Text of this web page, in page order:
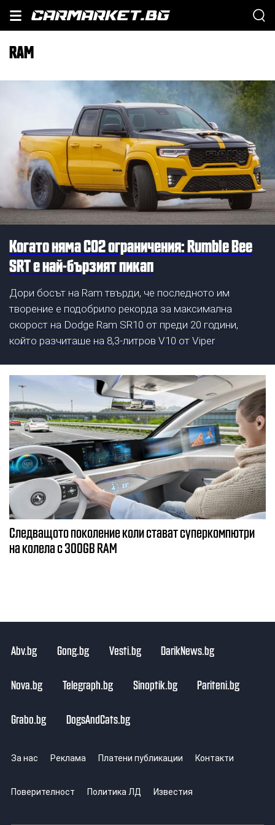
RAM
Когато няма СО2 ограничения: Rumble Bee
SRT e най-бързият пикап
Дори босът на Ram твърди, че последното им
творение е подобрило рекорда за максимална
скорост на Dodge Ram SR10 от преди 20 години,
който разчиташе на 8,3-литров V10 от Viper
Следващото поколение коли стават суперкомпютри
на колела с 300GB RAM
Abv.bg Gong.bg Vesti.bg DarikNews.bg
Nova.bg Telegraph.bg Sinoptik.bg Pariteni.bg
Grabo.bg DogsAndCats.bg
За нас Реклама Платени публикации Контакти
Поверителност Политика ЛД Известия